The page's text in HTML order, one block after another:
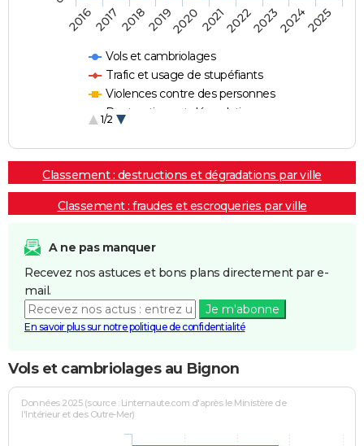
Vols et cambriolages
Trafic et usage de stupéfiants
Violences contre des personnes
Destructions et dégradations
1/2
2016201720182019202020212022202320242025
Classement : destructions et dégradations par ville
Classement : fraudes et escroqueries par ville
A ne pas manquer
Recevez nos astuces et bons plans directement par e-
mail.
Je m'abonne
En savoir plus sur notre politique de confidentialité
Vols et cambriolages au Bignon
Données 2025 (source : Linternaute.com d'après le Ministère de
l'Intérieur et des Outre-Mer)